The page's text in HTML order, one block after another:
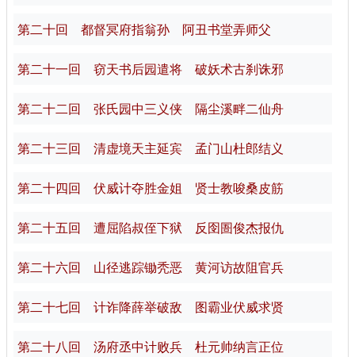
第二十回 都督冥府指翁孙 阿丑书堂弄师父
第二十一回 窃天书后园遣将 破妖术古刹诛邪
第二十二回 张氏园中三义侠 隔尘溪畔二仙舟
第二十三回 清虚境天主延宾 孟门山杜郎结义
第二十四回 伏威计夺胜金姐 贤士教唆桑皮筋
第二十五回 遭屈陷叔侄下狱 反囹圄俊杰报仇
第二十六回 山径逃踪锄秃恶 黄河访故阻官兵
第二十七回 计诈降薛举破敌 图霸业伏威求贤
第二十八回 汤府丞中计败兵 杜元帅纳言正位